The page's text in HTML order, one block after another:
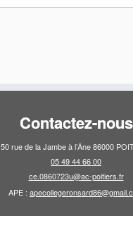
Contactez-nous
50 rue de la Jambe à l’Âne 86000
05 49 44 66 00
ce.0860723u@ac-poitiers.fr
APE :